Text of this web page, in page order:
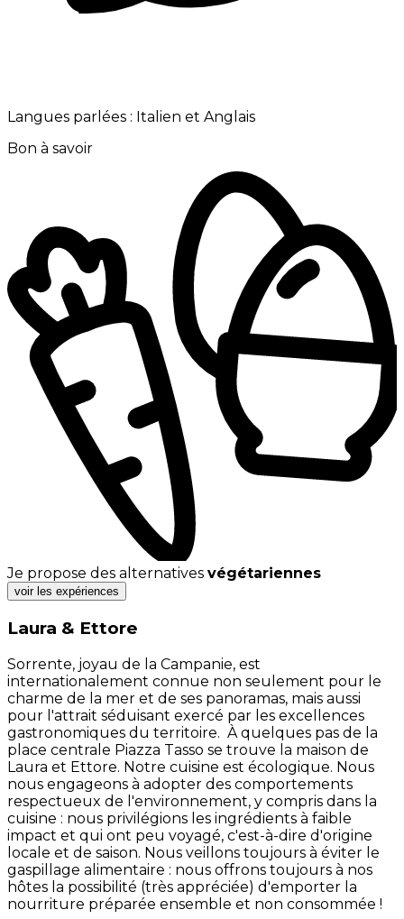
Langues parlées : Italien et Anglais
Bon à savoir
Je propose des alternatives végétariennes
voir les expériences
Laura & Ettore
Sorrente, joyau de la Campanie, est
internationalement connue non seulement pour le
charme de la mer et de ses panoramas, mais aussi
pour l'attrait séduisant exercé par les excellences
gastronomiques du territoire. À quelques pas de la
place centrale Piazza Tasso se trouve la maison de
Laura et Ettore. Notre cuisine est écologique. Nous
nous engageons à adopter des comportements
respectueux de l'environnement, y compris dans la
cuisine : nous privilégions les ingrédients à faible
impact et qui ont peu voyagé, c'est-à-dire d'origine
locale et de saison. Nous veillons toujours à éviter le
gaspillage alimentaire : nous offrons toujours à nos
hôtes la possibilité (très appréciée) d'emporter la
nourriture préparée ensemble et non consommée !